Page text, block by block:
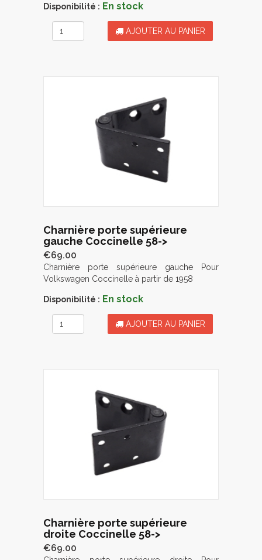
Disponibilité : En stock
AJOUTER AU PANIER
Charnière porte supérieure
gauche Coccinelle 58->
€69.00
Charnière porte supérieure gauche Pour
Volkswagen Coccinelle à partir de 1958
Disponibilité : En stock
AJOUTER AU PANIER
Charnière porte supérieure
droite Coccinelle 58->
€69.00